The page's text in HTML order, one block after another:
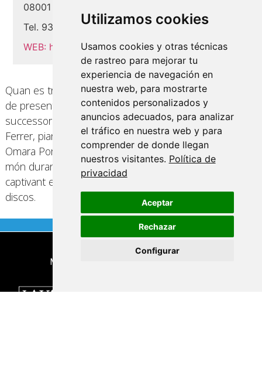
Utilizamos cookies
Usamos cookies y otras técnicas
de rastreo para mejorar tu
experiencia de navegación en
nuestra web, para mostrarte
contenidos personalizados y
anuncios adecuados, para analizar
el tráfico en nuestra web y para
comprender de donde llegan
nuestros visitantes. Política de
privacidad
Aceptar
Rechazar
Configurar
08001
Tel. 933 01 68 97
WEB: https://lapaloma.com/
Quan es tracta del pianista Roberto Fonseca, una mica
de presentació es fa necessària. Virtuós pianista,
successor de Rubén González, productor d’Ibrahim
Ferrer, pianista de capçalera de la cantant cubana
Omara Portuondo; Fonseca ha estat de gira per tot el
món durant els darrers anys amb el seu propi grup
captivant el públic amb les cançons dels seus deu
discos.
Mitjà Oficial